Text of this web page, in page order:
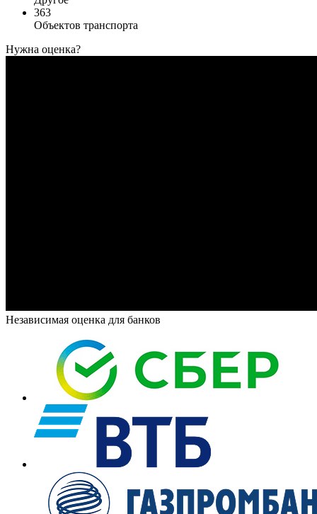
363
Объектов транспорта
Нужна оценка?
Независимая оценка для банков